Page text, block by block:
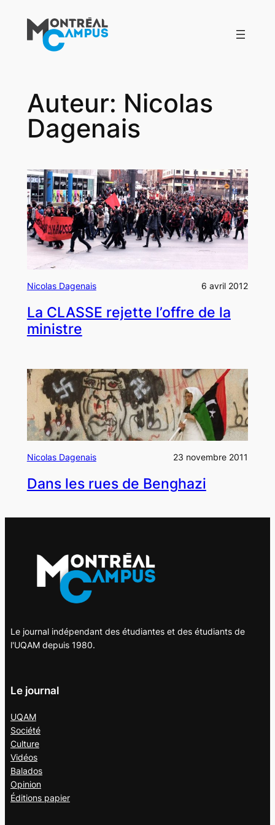
contenu
Auteur: Nicolas
Dagenais
Nicolas Dagenais 6 avril 2012
La CLASSE rejette l’offre de la
ministre
Nicolas Dagenais 23 novembre 2011
Dans les rues de Benghazi
Le journal indépendant des étudiantes et des étudiants de
l'UQAM depuis 1980.
Le journal
UQAM
Société
Culture
Vidéos
Balados
Opinion
Éditions papier